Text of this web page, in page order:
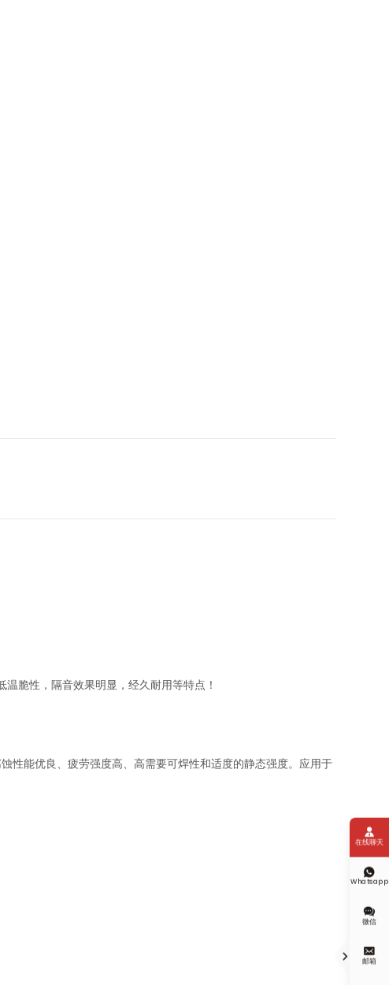
脆性，隔音效果明显，经久耐用等特点！
性能优良、疲劳强度高、高需要可焊性和适度的静态强度。应用于

在线聊天

Whatsapp

微信

邮箱
